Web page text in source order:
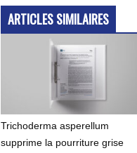
ARTICLES SIMILAIRES
Trichoderma asperellum
supprime la pourriture grise